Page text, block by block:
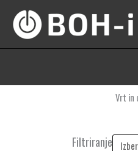
content
Vrt in
Filtriranje